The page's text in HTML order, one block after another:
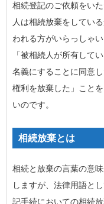
相続登記のご依頼をい
人は相続放棄をしてい
われる方がいらっしゃ
「被相続人が所有して
名義にすることに同意
権利を放棄した」こと
いのです。
相続放棄とは
相続と 放棄の言葉の意
しますが、法律用語と
記手続においての相続